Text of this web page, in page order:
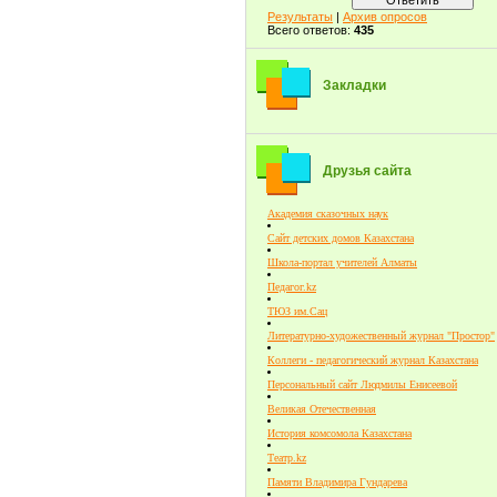
Результаты | Архив опросов
Всего ответов: 435
Закладки
Друзья сайта
Академия сказочных наук
Сайт детских домов Казахстана
Школа-портал учителей Алматы
Педагог.kz
ТЮЗ им.Сац
Литературно-художественный журнал "Простор"
Коллеги - педагогический журнал Казахстана
Персональный сайт Людмилы Енисеевой
Великая Отечественная
История комсомола Казахстана
Театр.kz
Памяти Владимира Гундарева